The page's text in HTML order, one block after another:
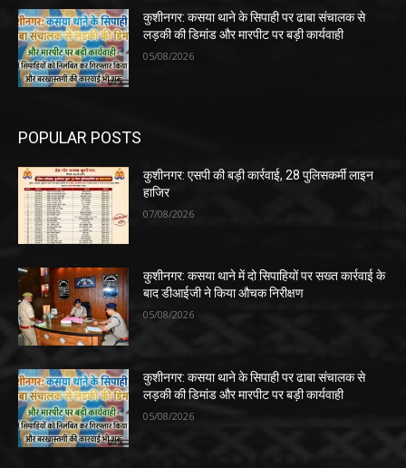
कुशीनगर: कसया थाने के सिपाही पर ढाबा संचालक से
लड़की की डिमांड और मारपीट पर बड़ी कार्यवाही
05/08/2026
POPULAR POSTS
कुशीनगर: एसपी की बड़ी कार्रवाई, 28 पुलिसकर्मी लाइन
हाजिर
07/08/2026
कुशीनगर: कसया थाने में दो सिपाहियों पर सख्त कार्रवाई के
बाद डीआईजी ने किया औचक निरीक्षण
05/08/2026
कुशीनगर: कसया थाने के सिपाही पर ढाबा संचालक से
लड़की की डिमांड और मारपीट पर बड़ी कार्यवाही
05/08/2026